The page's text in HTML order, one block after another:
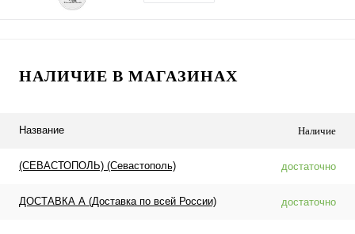
НАЛИЧИЕ В МАГАЗИНАХ
Название Наличие
(СЕВАСТОПОЛЬ) (Севастополь) достаточно
ДОСТАВКА А (Доставка по всей России) достаточно